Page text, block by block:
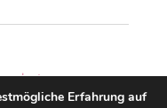
Erfahrung auf